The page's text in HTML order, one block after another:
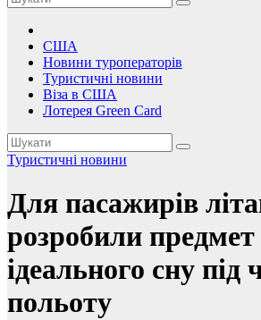
США
Новини туроператорів
Туристичні новини
Віза в США
Лотерея Green Card
Туристичні новини
Для пасажирів
розробили
ідеального сну під
польоту